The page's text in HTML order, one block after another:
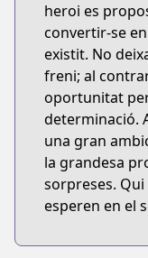
heroi es
convertir-se
existit. No
freni; al
oportunitat
determinació.
una gran
la grandesa
sorpreses.
esperen en el